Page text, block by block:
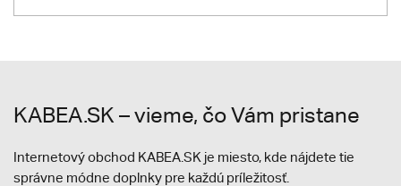
KABEA.SK – vieme, čo Vám pristane
Internetový obchod KABEA.SK je miesto, kde nájdete tie
správne módne doplnky pre každú príležitosť.